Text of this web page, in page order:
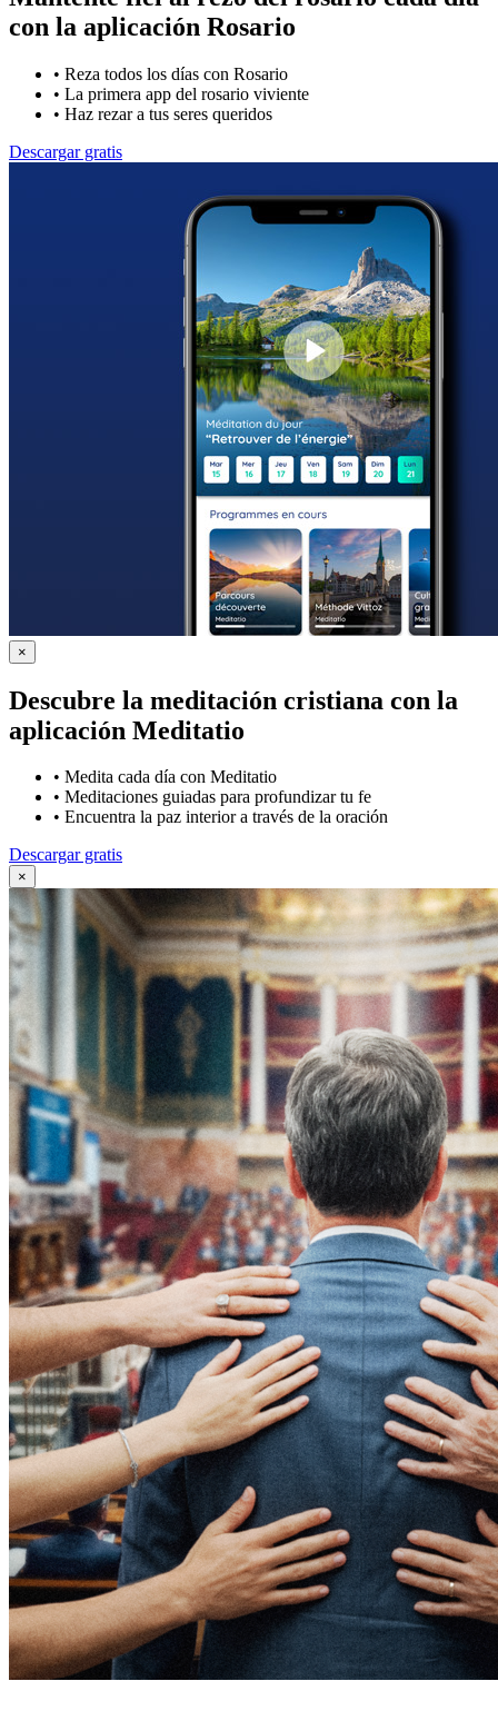
con la aplicación Rosario
• Reza todos los días con Rosario
• La primera app del rosario viviente
• Haz rezar a tus seres queridos
Descargar gratis
×
Descubre la meditación cristiana con la
aplicación Meditatio
• Medita cada día con Meditatio
• Meditaciones guiadas para profundizar tu fe
• Encuentra la paz interior a través de la oración
Descargar gratis
×